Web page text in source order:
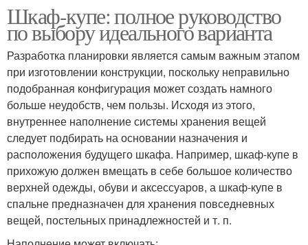
Шкаф-купе: полное руководство
по выбору идеального варианта
Разработка планировки является самым важным этапом
при изготовлении конструкции, поскольку неправильно
подобранная конфигурация может создать намного
больше неудобств, чем пользы. Исходя из этого,
внутреннее наполнение системы хранения вещей
следует подбирать на основании назначения и
расположения будущего шкафа. Например, шкаф-купе в
прихожую должен вмещать в себе большое количество
верхней одежды, обуви и аксессуаров, а шкаф-купе в
спальне предназначен для хранения повседневных
вещей, постельных принадлежностей и т. п.